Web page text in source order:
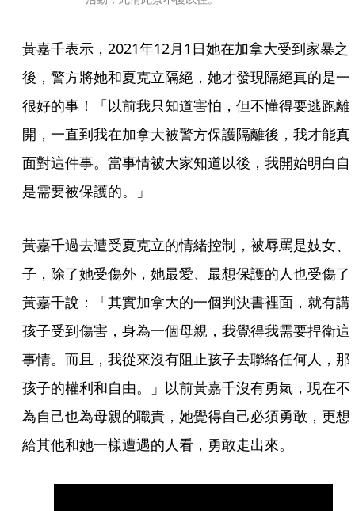
黃嘉千表示，2021年12月1日她在加拿大受到家暴之
後，警方將她和夏克立隔絕，她才發現隔絕真的是一
很好的事！「以前我只知道害怕，但不懂得要逃跑離
開，一直到我在加拿大被警方保護隔離後，我才能真
面對這件事。當事情被大家知道以後，我開始明白自
是需要被保護的。」
黃嘉千過去遭受夏克立的情緒控制，被辱罵是妓女、
子，除了她受傷外，她最愛、最想保護的人也受傷了
黃嘉千說：「其實加拿大的一個判決書裡面，就有講
孩子受到傷害，身為一個母親，我覺得我需要捍衛這
事情。而且，我從來沒有阻止孩子去聯絡任何人，那
孩子的權利和自由。」以前黃嘉千沒有勇氣，現在不
為自己也為母親的職責，她覺得自己必須勇敢，更想
給其他和她一樣遭遇的人看，勇敢走出來。